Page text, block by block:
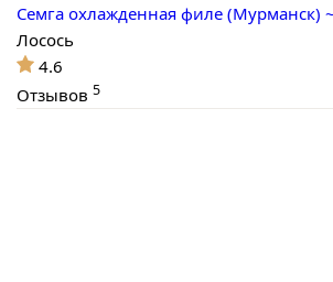
Семга охлажденная филе (Мурманск)
Лосось
4.6
Отзывов 5